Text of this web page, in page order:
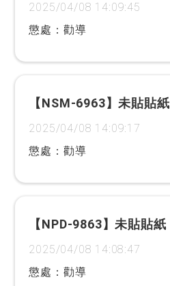
2025/04/08 14:09:45
懲處：勸導
【NSM-6963】未貼貼紙
2025/04/08 14:09:17
懲處：勸導
【NPD-9863】未貼貼紙
2025/04/08 14:08:47
懲處：勸導